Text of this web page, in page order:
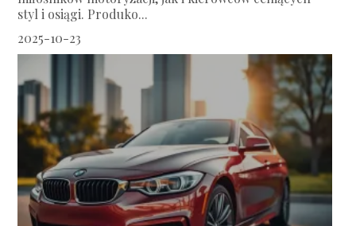
styl i osiągi. Produko...
2025-10-23